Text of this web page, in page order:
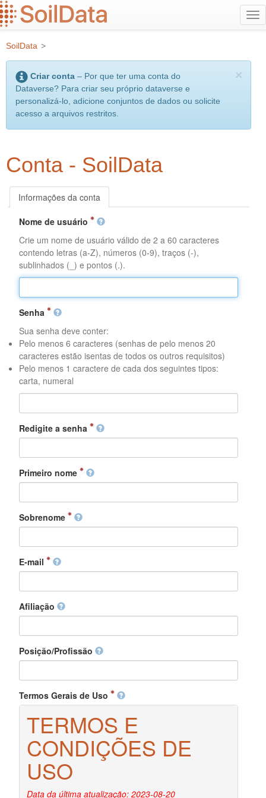
Ir
para
conteúdo
principal
SoilData >
×
Criar conta – Por que ter uma conta do
Dataverse? Para criar seu próprio dataverse e
personalizá-lo, adicione conjuntos de dados ou solicite
acesso a arquivos restritos.
Conta - SoilData
Informações da conta
Nome de usuário
Crie um nome de usuário válido de 2 a 60 caracteres
contendo letras (a-Z), números (0-9), traços (-),
sublinhados (_) e pontos (.).
Senha
Sua senha deve conter:
Pelo menos 6 caracteres (senhas de pelo menos 20
caracteres estão isentas de todos os outros requisitos)
Pelo menos 1 caractere de cada dos seguintes tipos:
carta, numeral
Redigite a senha
Primeiro nome
Sobrenome
E-mail
Afiliação
Posição/Profissão
Termos Gerais de Uso
TERMOS E
CONDIÇÕES DE
USO
Data da última atualização: 2023-08-20